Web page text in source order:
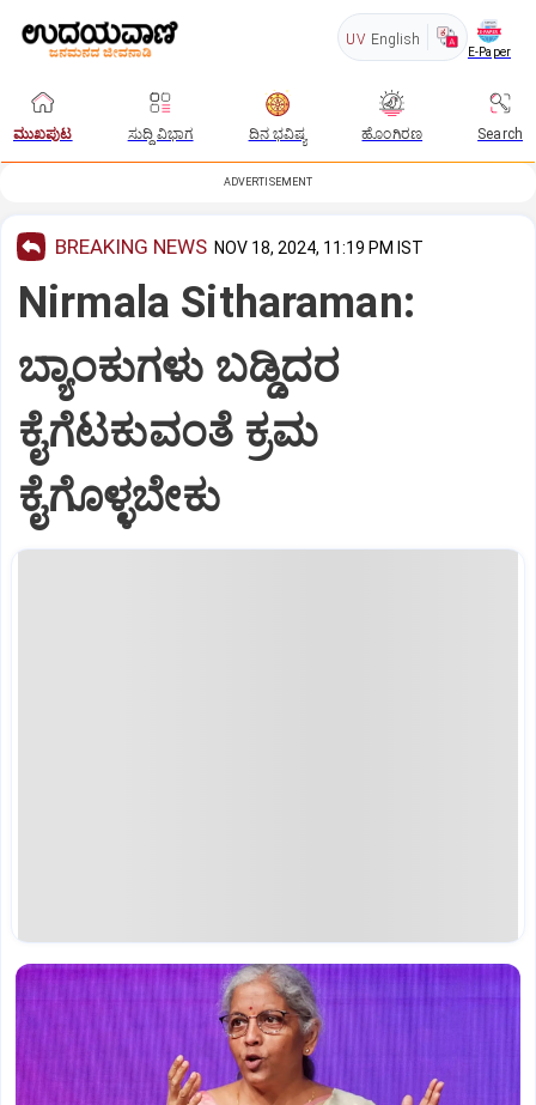
UV English
E-Paper
ಮುಖಪುಟ ಸುದ್ದಿ ವಿಭಾಗ ದಿನ ಭವಿಷ್ಯ ಹೊಂಗಿರಣ Search
ADVERTISEMENT
BREAKING NEWS NOV 18, 2024, 11:19 PM IST
Nirmala Sitharaman:
ಬ್ಯಾಂಕುಗಳು ಬಡ್ಡಿದರ
ಕೈಗೆಟಕುವಂತೆ ಕ್ರಮ
ಕೈಗೊಳ್ಳಬೇಕು